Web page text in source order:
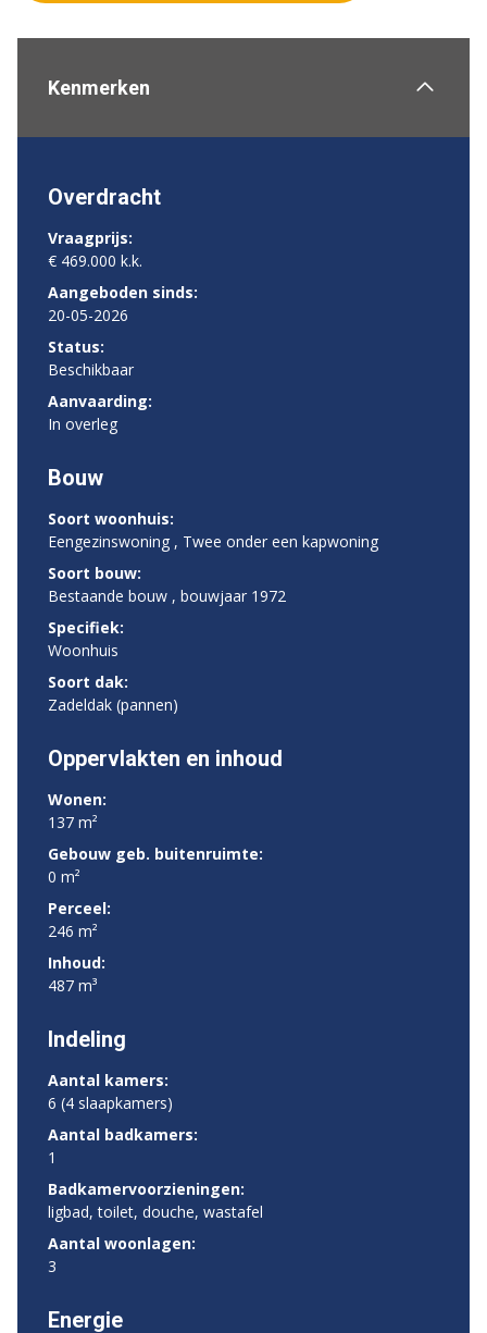
Kenmerken
Overdracht
Vraagprijs:
€ 469.000 k.k.
Aangeboden sinds:
20-05-2026
Status:
Beschikbaar
Aanvaarding:
In overleg
Bouw
Soort woonhuis:
Eengezinswoning , Twee onder een kapwoning
Soort bouw:
Bestaande bouw , bouwjaar 1972
Specifiek:
Woonhuis
Soort dak:
Zadeldak (pannen)
Oppervlakten en inhoud
Wonen:
137 m²
Gebouw geb. buitenruimte:
0 m²
Perceel:
246 m²
Inhoud:
487 m³
Indeling
Aantal kamers:
6 (4 slaapkamers)
Aantal badkamers:
1
Badkamervoorzieningen:
ligbad, toilet, douche, wastafel
Aantal woonlagen:
3
Energie